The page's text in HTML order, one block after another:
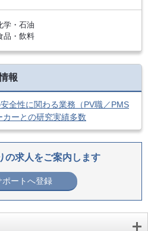
学・石油
品・飲料
報
全性に関わる業務（PV職／PMS
ーとの研究実績多数
の求人をご案内します
ポートへ登録